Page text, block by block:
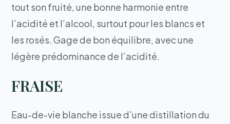
tout son fruité, une bonne harmonie entre
l’acidité et l’alcool, surtout pour les blancs et
les rosés. Gage de bon équilibre, avec une
légère prédominance de l’acidité.
FRAISE
Eau-de-vie blanche issue d’une distillation du